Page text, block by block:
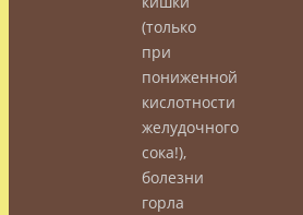
(только
при
пониженной
кислотности
желудочного
сока!),
болезни
горла